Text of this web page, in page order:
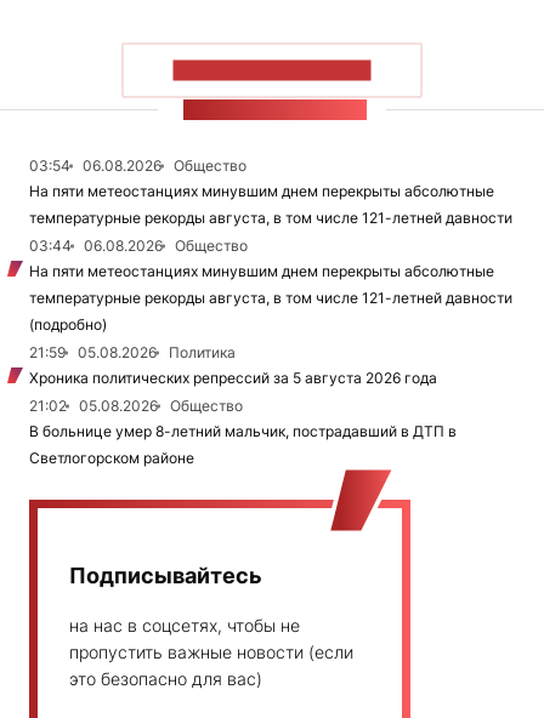
03:54 06.08.2026
Общество
На пяти метеостанциях минувшим днем перекрыты абсолютные
температурные рекорды августа, в том числе 121-летней давности
03:44
06.08.2026
Общество
На пяти метеостанциях минувшим днем перекрыты абсолютные
температурные рекорды августа, в том числе 121-летней давности
(подробно)
21:59
05.08.2026
Политика
Хроника политических репрессий за 5 августа 2026 года
21:02
05.08.2026
Общество
В больнице умер 8-летний мальчик, пострадавший в ДТП в
Светлогорском районе
Подписывайтесь
на нас в соцсетях, чтобы не
пропустить важные новости (если
это безопасно для вас)